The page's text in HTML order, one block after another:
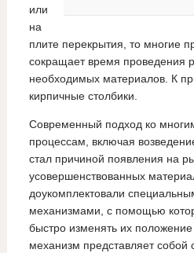
или
на
плите перекрытия, то многие
сокращает время проведения
необходимых материалов. К
кирпичные столбики.
Современный подход ко
процессам, включая
стал причиной появления на
усовершенствованных
доукомплектовали
механизмами, с помощью
быстро изменять их положение
механизм представляет собой